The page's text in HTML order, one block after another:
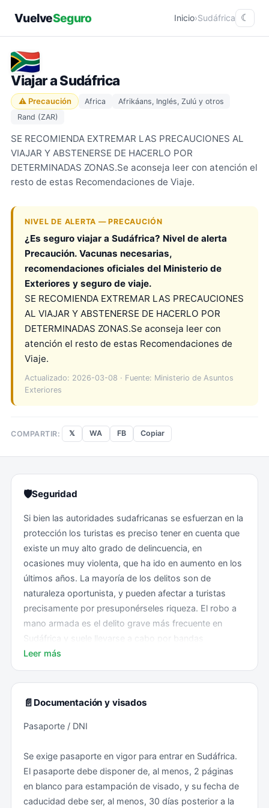
VuelveSeguro Inicio›Sudáfrica ☾
Viajar a Sudáfrica
⚠ Precaución Africa
Afrikáans, Inglés, Zulú y otros
Rand (ZAR)
SE RECOMIENDA EXTREMAR LAS PRECAUCIONES AL
VIAJAR Y ABSTENERSE DE HACERLO POR
DETERMINADAS ZONAS.Se aconseja leer con atención el
resto de estas Recomendaciones de Viaje.
NIVEL DE ALERTA — PRECAUCIÓN
¿Es seguro viajar a Sudáfrica? Nivel de alerta
Precaución. Vacunas necesarias,
recomendaciones oficiales del Ministerio de
Exteriores y seguro de viaje.
SE RECOMIENDA EXTREMAR LAS PRECAUCIONES
AL VIAJAR Y ABSTENERSE DE HACERLO POR
DETERMINADAS ZONAS.Se aconseja leer con
atención el resto de estas Recomendaciones de
Viaje.
Actualizado: 2026-03-08 · Fuente: Ministerio de Asuntos
Exteriores
COMPARTIR: 𝕏 WA FB Copiar
🛡Seguridad
Si bien las autoridades sudafricanas se esfuerzan en la
protección los turistas es preciso tener en cuenta que
existe un muy alto grado de delincuencia, en
ocasiones muy violenta, que ha ido en aumento en los
últimos años. La mayoría de los delitos son de
naturaleza oportunista, y pueden afectar a turistas
precisamente por presuponérseles riqueza. El robo a
mano armada es el delito grave más frecuente en
Sudáfrica y suele llevarse a cabo por bandas
organizadas armadas con pistolas y/o cuchillos. El
allanamiento de morada, el robo y el robo de coches
son delitos frecuentes en toda Sudáfrica. Suelen ser
violentos y pueden ocurrir a cualquier hora del día. En
cuando los ocupantes están en casa o llegando o
Por ello, la Embajada ha elaborado las siguientes
recomendaciones básicas:
Leer más
📄 Documentación y visados
Pasaporte / DNI
Se exige pasaporte en vigor para entrar en Sudáfrica.
El pasaporte debe disponer de, al menos, 2 páginas
en blanco para estampación de visado, y su fecha de
caducidad debe ser, al menos, 30 días posterior a la